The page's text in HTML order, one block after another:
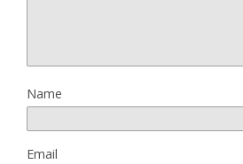
Name
Email